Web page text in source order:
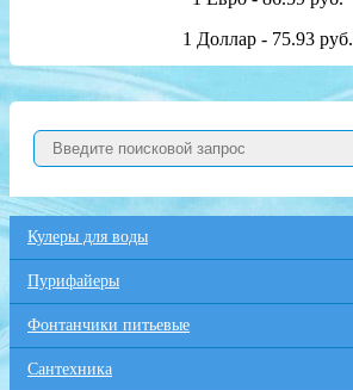
1 Доллар - 75.93 руб.
Кулеры для воды
Пурифайеры
Фонтанчики питьевые
Сантехника